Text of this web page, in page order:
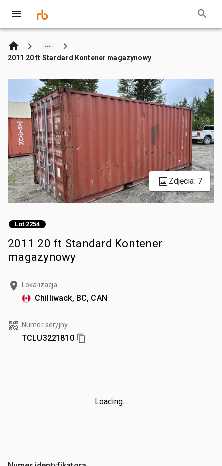
2011 20 ft Standard Kontener magazynowy
Zdjęcia: 7
Lot 2254
2011 20 ft Standard Kontener
magazynowy
Lokalizacja
Chilliwack, BC, CAN
Numer seryjny
TCLU3221810
Loading...